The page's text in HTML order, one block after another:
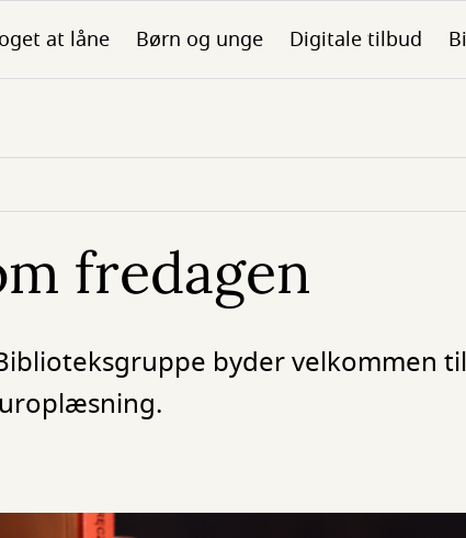
at låne Børn og unge Digitale tilbud
fredagen
byder velkommen